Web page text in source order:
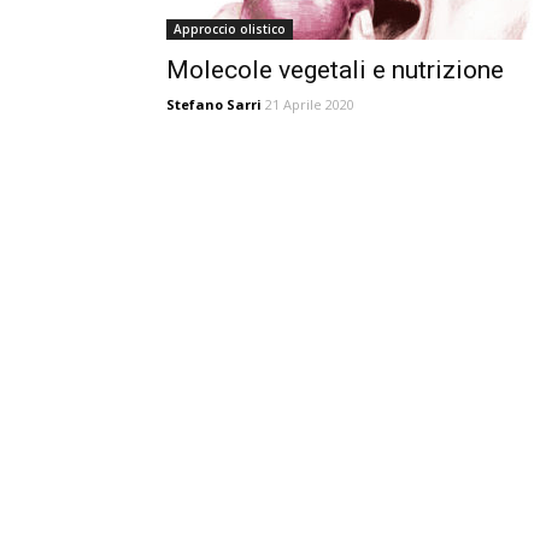
Approccio olistico
Molecole vegetali e nutrizione
Stefano Sarri 21 Aprile 2020